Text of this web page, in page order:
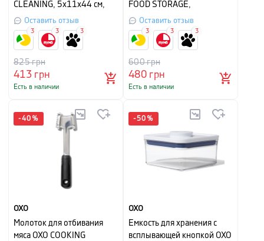
CLEANING, 5х11х44 см,
черный, 3 предмета
Оставить отзыв
413 грн
825грн
Есть в наличии
3 3 3
FOOD STORAGE,
10,5х10,5х8 см, объем 0,4
л, прозрачный с белым
Оставить отзыв
480грн
600грн
Есть в наличии
3 3 3
-40 %
OXO
Молоток для отбивания
мяса OXO COOKING
-50 %
OXO
Емкость для хранения с
всплывающей кнопкой OXO